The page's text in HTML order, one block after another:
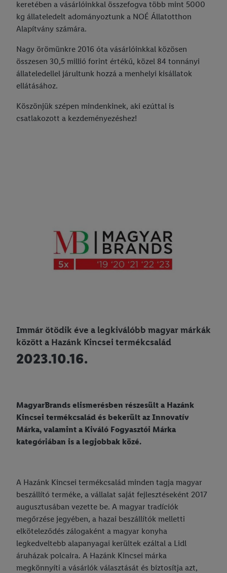
keretében a vásárlóinkkal összefogva több mint 5000
kg állateledelt adományoztunk a NOÉ Állatotthon
Alapítvány számára.
Nagy örömünkre 2016 óta vásárlóinkkal közösen
összesen 30,5 millió forint értékű, közel 84 tonnányi
állateledellel járultunk hozzá a menhelyi kisállatok
ellátásához.
Köszönjük szépen mindenkinek, aki ezúttal is
csatlakozott a kezdeményezéshez!
Immár ötödik éve a legkiválóbb magyar márkák
között a Hazánk Kincsei termékcsalád
2023.10.16.
MagyarBrands elismerésben részesült a Hazánk
Kincsei termékcsalád és bekerült az Innovatív
Márka, valamint a Kiváló Fogyasztói Márka
kategóriában is a legjobbak közé.
A Hazánk Kincsei termékcsalád minden tagja magyar
beszállító terméke, a vállalat saját fejlesztéseként 2017
augusztusában vezette be. A magyar tradíciók
megőrzése jegyében, a hazai beszállítók melletti
elköteleződés zálogaként a magyar konyha
legkedveltebb alapanyagai kerültek ezáltal a Lidl
áruházak polcaira. A Hazánk Kincsei márka
megkönnyíti a vásárlók választását és biztosítja azt,